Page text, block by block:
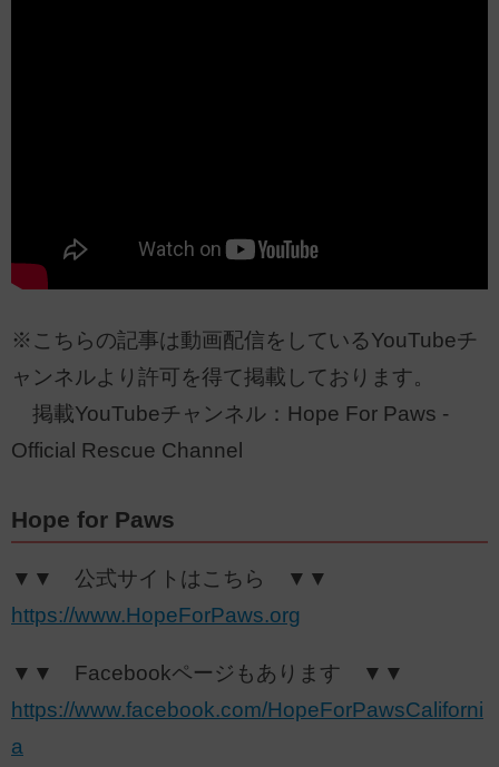
※こちらの記事は動画配信をしているYouTubeチ
ャンネルより許可を得て掲載しております。
掲載YouTubeチャンネル：Hope For Paws -
Official Rescue Channel
Hope for Paws
▼▼ 公式サイトはこちら ▼▼
https://www.HopeForPaws.org
▼▼ Facebookページもあります ▼▼
https://www.facebook.com/HopeForPawsCaliforni
a